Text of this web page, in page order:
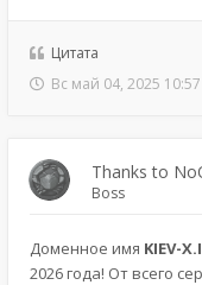
Цитата
Вс май 04, 2025
Thanks to
Boss
Доменное имя KIEV-
2026 года! От всего